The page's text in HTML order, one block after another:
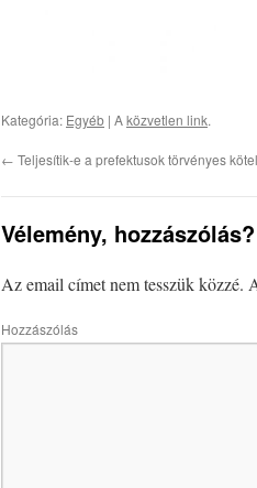
Kategória: Egyéb | Aközvetlen link.
← Teljesítik-e a prefektusok törvényes
Vélemény, hozzászólás?
Az email címet nem tesszük közzé.
Hozzászólás